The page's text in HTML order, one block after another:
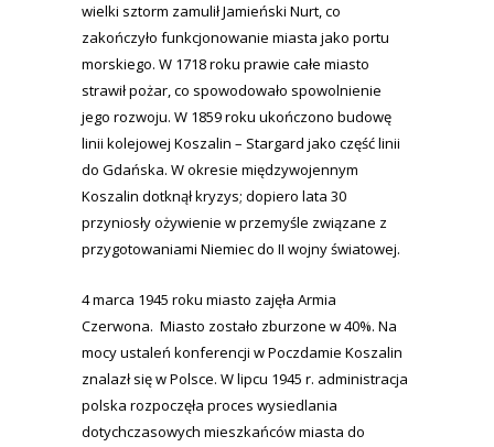
wielki sztorm zamulił Jamieński Nurt, co
zakończyło funkcjonowanie miasta jako portu
morskiego. W 1718 roku prawie całe miasto
strawił pożar, co spowodowało spowolnienie
jego rozwoju. W 1859 roku ukończono budowę
linii kolejowej Koszalin – Stargard jako część linii
do Gdańska. W okresie międzywojennym
Koszalin dotknął kryzys; dopiero lata 30
przyniosły ożywienie w przemyśle związane z
przygotowaniami Niemiec do II wojny światowej.
4 marca 1945 roku miasto zajęła Armia
Czerwona. Miasto zostało zburzone w 40%. Na
mocy ustaleń konferencji w Poczdamie Koszalin
znalazł się w Polsce. W lipcu 1945 r. administracja
polska rozpoczęła proces wysiedlania
dotychczasowych mieszkańców miasta do